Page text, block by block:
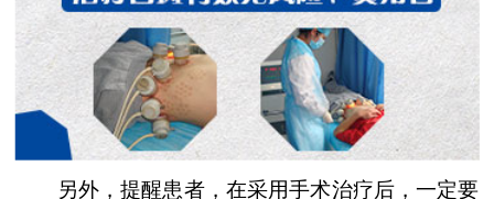
另外，提醒患者，在采用手术治疗后，一定要